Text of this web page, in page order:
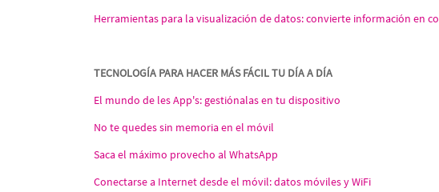
Herramientas para la visualización de datos: convierte información en
TECNOLOGÍA PARA HACER MÁS FÁCIL TU DÍA A DÍA
El mundo de les App's: gestiónalas en tu dispositivo
No te quedes sin memoria en el móvil
Saca el máximo provecho al WhatsApp
Conectarse a Internet desde el móvil: datos móviles y WiFi